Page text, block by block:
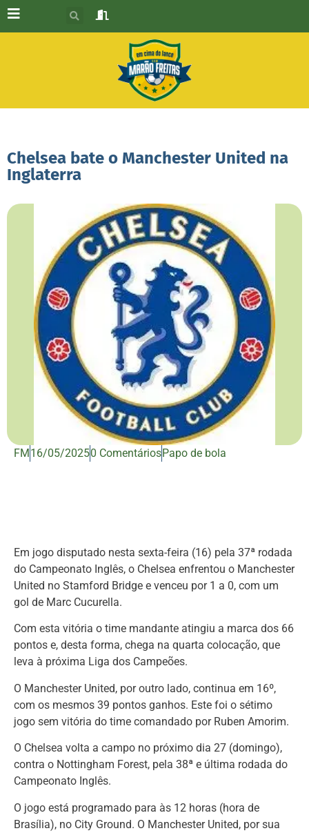
Chelsea bate o Manchester United na
Inglaterra
FM16/05/20250 ComentáriosPapo de bola
Em jogo disputado nesta sexta-feira (16) pela 37ª rodada
do Campeonato Inglês, o Chelsea enfrentou o Manchester
United no Stamford Bridge e venceu por 1 a 0, com um
gol de Marc Cucurella.
Com esta vitória o time mandante atingiu a marca dos 66
pontos e, desta forma, chega na quarta colocação, que
leva à próxima Liga dos Campeões.
O Manchester United, por outro lado, continua em 16º,
com os mesmos 39 pontos ganhos. Este foi o sétimo
jogo sem vitória do time comandado por Ruben Amorim.
O Chelsea volta a campo no próximo dia 27 (domingo),
contra o Nottingham Forest, pela 38ª e última rodada do
Campeonato Inglês.
O jogo está programado para às 12 horas (hora de
Brasília), no City Ground. O Manchester United, por sua